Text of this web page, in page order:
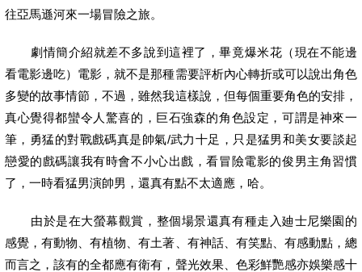
往亞馬遜河來一場冒險之旅。
劇情簡介紹就差不多說到這裡了，畢竟爆米花（現在不能邊
看電影邊吃）電影，就不是那種需要評析內心轉折或可以說出角色
多變的故事情節，不過，雖然我這樣說，但每個重要角色的安排，
真心覺得都蠻令人驚喜的，巨石強森的角色設定，可謂是神來一
筆，勇猛的對戰戲碼真是帥氣/武力十足，只是猛男和美女要談起
戀愛的戲碼讓我有時會不小心出戲，看冒險電影的俊男主角習慣
了，一時看猛男演帥男，還真有點不太適應，哈。
由於是在大螢幕觀賞，整個場景還真有種走入廸士尼樂園的
感覺，有動物、有植物、有土著、有神話、有笑點、有感動點，總
而言之，該有的全都應有衛有，聲光效果、色彩鮮艷感亦娛樂感十